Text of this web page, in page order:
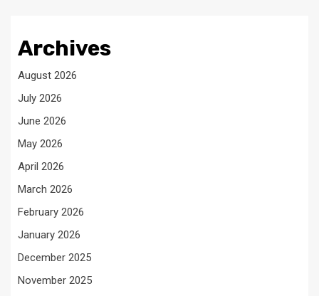
Archives
August 2026
July 2026
June 2026
May 2026
April 2026
March 2026
February 2026
January 2026
December 2025
November 2025